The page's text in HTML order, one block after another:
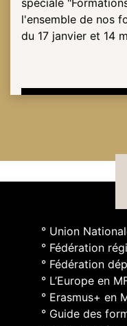
spéciale
l'ensemble de nos
du 17 janvier et 14
° Union
° Fédération
° Fédération
° L’Europe en
° Erasmus+ en
° Guide des